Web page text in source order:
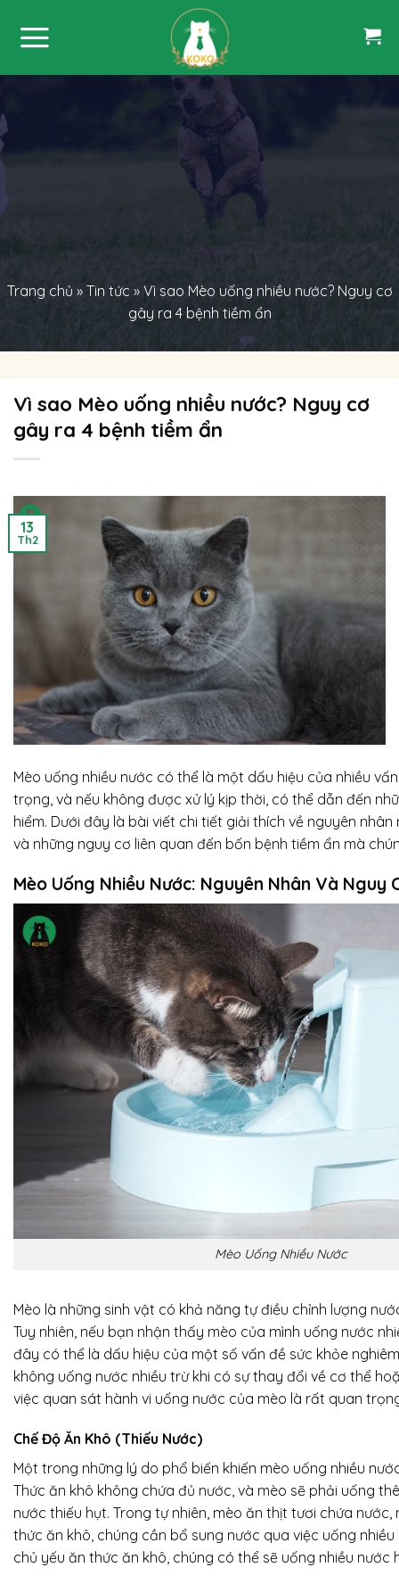
Trang chủ » Tin tức »Vì sao Mèo uống nhiều nước? Nguy cơ
gây ra 4 bệnh tiềm ẩn
Vì sao Mèo uống nhiều nước? Nguy cơ
gây ra 4 bệnh tiềm ẩn
13
Th2
Mèo uống nhiều nước có thể là một dấu hiệu của nhiều
trọng, và nếu không được xử lý kịp thời, có thể dẫn đến
hiểm. Dưới đây là bài viết chi tiết giải thích về nguyên nhân
và những nguy cơ liên quan đến bốn bệnh tiềm ẩn mà
Mèo Uống Nhiều Nước: Nguyên Nhân Và Nguy
Mèo Uống Nhiều Nước
Mèo là những sinh vật có khả năng tự điều chỉnh lượng
Tuy nhiên, nếu bạn nhận thấy mèo của mình uống nước
đây có thể là dấu hiệu của một số vấn đề sức khỏe
không uống nước nhiều trừ khi có sự thay đổi về cơ thể
việc quan sát hành vi uống nước của mèo là rất quan
Chế Độ Ăn Khô (Thiếu Nước)
Một trong những lý do phổ biến khiến mèo uống nhiều
Thức ăn khô không chứa đủ nước, và mèo sẽ phải uống
nước thiếu hụt. Trong tự nhiên, mèo ăn thịt tươi chứa nước,
thức ăn khô, chúng cần bổ sung nước qua việc uống
chủ yếu ăn thức ăn khô, chúng có thể sẽ uống nhiều nước